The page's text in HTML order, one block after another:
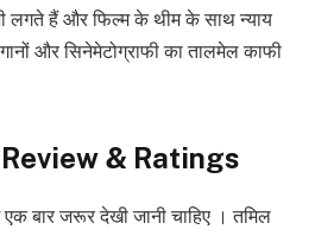
लगते हैं और फिल्म के थीम के साथ न्याय
और सिनेमेटोग्राफी का तालमेल काफी
& Ratings
बार जरूर देखी जानी चाहिए । तमिल